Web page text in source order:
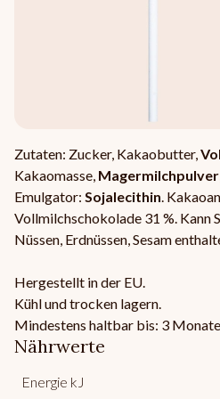
Zutaten: Zucker, Kakaobutter,
Kakaomasse, Magermilchpulver
Emulgator: Sojalecithin.
Vollmilchschokolade 31 %. Kann
Nüssen, Erdnüssen, Sesam
Hergestellt in der EU.
Kühl und trocken lagern.
Mindestens haltbar bis: 3
Nährwerte
Energie kJ